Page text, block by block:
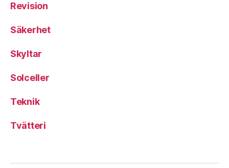
Revision
Säkerhet
Skyltar
Solceller
Teknik
Tvätteri